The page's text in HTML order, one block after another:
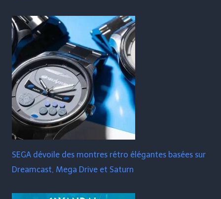
SEGA dévoile des montres rétro élégantes basées sur
Dreamcast, Mega Drive et Saturn